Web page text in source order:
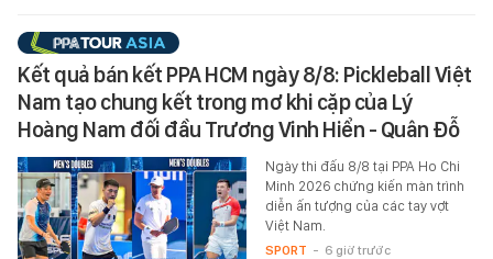
Kết quả bán kết PPA HCM ngày 8/8: Pickleball Việt
Nam tạo chung kết trong mơ khi cặp của Lý
Hoàng Nam đối đầu Trương Vinh Hiển - Quân Đỗ
Ngày thi đấu 8/8 tại PPA Ho Chi
Minh 2026 chứng kiến màn trình
diễn ấn tượng của các tay vợt
Việt Nam.
SPORT - 6 giờ trước